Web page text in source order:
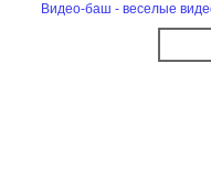
Видео-баш - веселые